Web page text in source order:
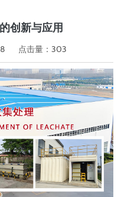
创新与应用
点击量： 303